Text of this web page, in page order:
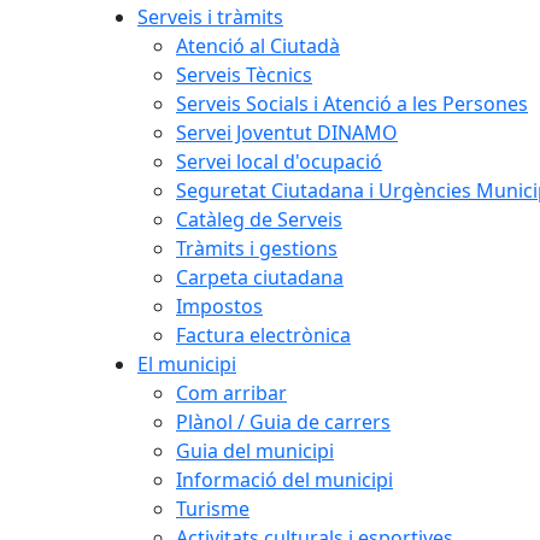
Serveis i tràmits
Atenció al Ciutadà
Serveis Tècnics
Serveis Socials i Atenció a les Persones
Servei Joventut DINAMO
Servei local d'ocupació
Seguretat Ciutadana i Urgències
Catàleg de Serveis
Tràmits i gestions
Carpeta ciutadana
Impostos
Factura electrònica
El municipi
Com arribar
Plànol / Guia de carrers
Guia del municipi
Informació del municipi
Turisme